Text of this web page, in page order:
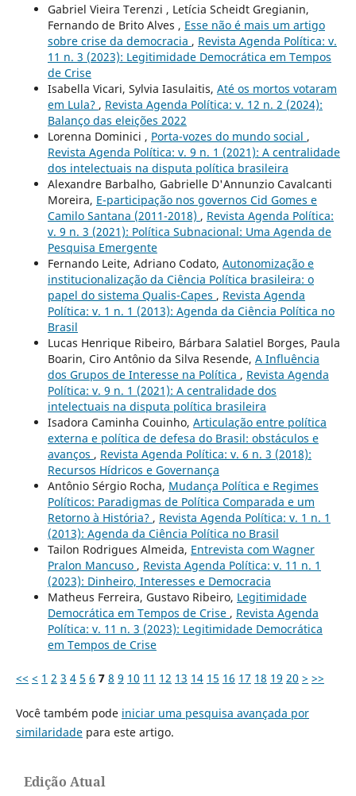
Gabriel Vieira Terenzi , Letícia Scheidt Gregianin,
Fernando de Brito Alves , Esse não é mais um artigo
sobre crise da democracia , Revista Agenda Política: v.
11 n. 3 (2023): Legitimidade Democrática em Tempos
de Crise
Isabella Vicari, Sylvia Iasulaitis, Até os mortos votaram
em Lula? , Revista Agenda Política: v. 12 n. 2 (2024):
Balanço das eleições 2022
Lorenna Dominici , Porta-vozes do mundo social ,
Revista Agenda Política: v. 9 n. 1 (2021): A centralidade
dos intelectuais na disputa política brasileira
Alexandre Barbalho, Gabrielle D'Annunzio Cavalcanti
Moreira, E-participação nos governos Cid Gomes e
Camilo Santana (2011-2018) , Revista Agenda Política:
v. 9 n. 3 (2021): Política Subnacional: Uma Agenda de
Pesquisa Emergente
Fernando Leite, Adriano Codato, Autonomização e
institucionalização da Ciência Política brasileira: o
papel do sistema Qualis-Capes , Revista Agenda
Política: v. 1 n. 1 (2013): Agenda da Ciência Política no
Brasil
Lucas Henrique Ribeiro, Bárbara Salatiel Borges, Paula
Boarin, Ciro Antônio da Silva Resende, A Influência
dos Grupos de Interesse na Política , Revista Agenda
Política: v. 9 n. 1 (2021): A centralidade dos
intelectuais na disputa política brasileira
Isadora Caminha Couinho, Articulação entre política
externa e política de defesa do Brasil: obstáculos e
avanços , Revista Agenda Política: v. 6 n. 3 (2018):
Recursos Hídricos e Governança
Antônio Sérgio Rocha, Mudança Política e Regimes
Políticos: Paradigmas de Política Comparada e um
Retorno à História? , Revista Agenda Política: v. 1 n. 1
(2013): Agenda da Ciência Política no Brasil
Tailon Rodrigues Almeida, Entrevista com Wagner
Pralon Mancuso , Revista Agenda Política: v. 11 n. 1
(2023): Dinheiro, Interesses e Democracia
Matheus Ferreira, Gustavo Ribeiro, Legitimidade
Democrática em Tempos de Crise , Revista Agenda
Política: v. 11 n. 3 (2023): Legitimidade Democrática
em Tempos de Crise
<< < 1 2 3 4 5 6 7 8 9 10 11 12 13 14 15 16 17 18 19 20 > >>
Você também pode iniciar uma pesquisa avançada por
similaridadepara este artigo.
Edição Atual